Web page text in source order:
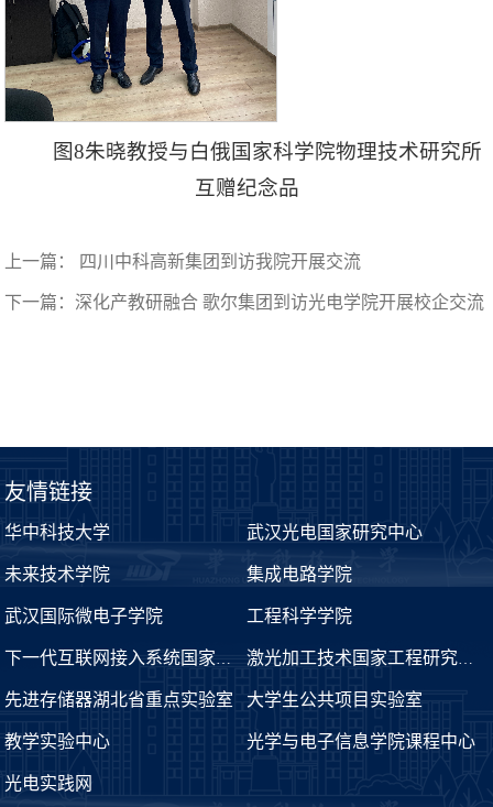
图8朱晓教授与白俄国家科学院物理技术研究所
互赠纪念品
上一篇： 四川中科高新集团到访我院开展交流
下一篇： 深化产教研融合 歌尔集团到访光电学院开展校企交流
友情链接
华中科技大学 武汉光电国家研究中心
未来技术学院 集成电路学院
武汉国际微电子学院 工程科学学院
下一代互联网接入系统国家工程实验室 激光加工技术国家工程研究中心
先进存储器湖北省重点实验室 大学生公共项目实验室
教学实验中心 光学与电子信息学院课程中心
光电实践网